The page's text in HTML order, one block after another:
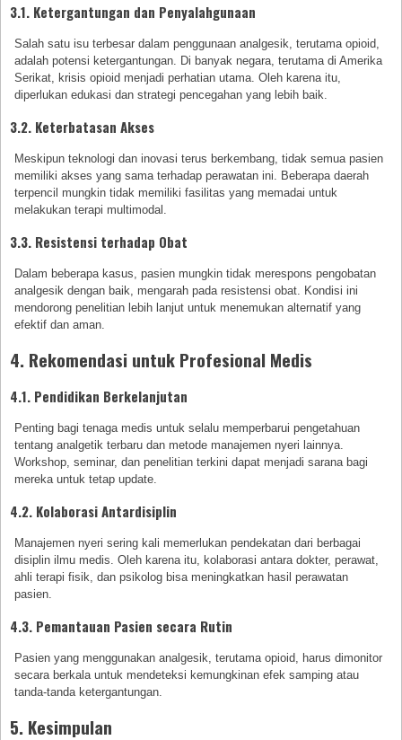
3.1. Ketergantungan dan Penyalahgunaan
Salah satu isu terbesar dalam penggunaan analgesik, terutama opioid,
adalah potensi ketergantungan. Di banyak negara, terutama di Amerika
Serikat, krisis opioid menjadi perhatian utama. Oleh karena itu,
diperlukan edukasi dan strategi pencegahan yang lebih baik.
3.2. Keterbatasan Akses
Meskipun teknologi dan inovasi terus berkembang, tidak semua pasien
memiliki akses yang sama terhadap perawatan ini. Beberapa daerah
terpencil mungkin tidak memiliki fasilitas yang memadai untuk
melakukan terapi multimodal.
3.3. Resistensi terhadap Obat
Dalam beberapa kasus, pasien mungkin tidak merespons pengobatan
analgesik dengan baik, mengarah pada resistensi obat. Kondisi ini
mendorong penelitian lebih lanjut untuk menemukan alternatif yang
efektif dan aman.
4. Rekomendasi untuk Profesional Medis
4.1. Pendidikan Berkelanjutan
Penting bagi tenaga medis untuk selalu memperbarui pengetahuan
tentang analgetik terbaru dan metode manajemen nyeri lainnya.
Workshop, seminar, dan penelitian terkini dapat menjadi sarana bagi
mereka untuk tetap update.
4.2. Kolaborasi Antardisiplin
Manajemen nyeri sering kali memerlukan pendekatan dari berbagai
disiplin ilmu medis. Oleh karena itu, kolaborasi antara dokter, perawat,
ahli terapi fisik, dan psikolog bisa meningkatkan hasil perawatan
pasien.
4.3. Pemantauan Pasien secara Rutin
Pasien yang menggunakan analgesik, terutama opioid, harus dimonitor
secara berkala untuk mendeteksi kemungkinan efek samping atau
tanda-tanda ketergantungan.
5. Kesimpulan